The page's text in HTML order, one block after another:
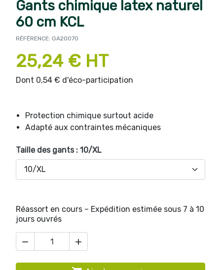
Gants chimique latex naturel
60 cm KCL
RÉFÉRENCE: GA20070
25,24 € HT
Dont 0,54 € d'éco-participation
Protection chimique surtout acide
Adapté aux contraintes mécaniques
Taille des gants : 10/XL
Réassort en cours – Expédition estimée sous 7 à 10
jours ouvrés
 